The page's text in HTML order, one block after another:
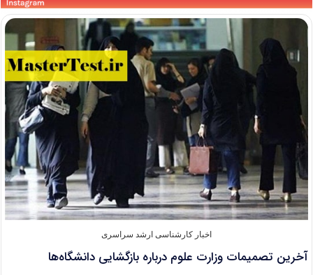
اخبار کارشناسی ارشد سراسری
آخرین تصمیمات وزارت علوم درباره بازگشایی دانشگاه‌ها